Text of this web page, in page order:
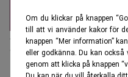
Om du klickar på knappen
till att vi använder kakor för
knappen “Mer information”
eller godkänna. Du kan
genom att klicka på knappen
Affärsikonen Warren Buffett
av tillfälligheter. (Foto: Nati
Karin